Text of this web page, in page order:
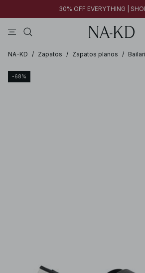
30% OFF EVERYTHING |
NA-KD / Zapatos / Zapatos planos /
-68%